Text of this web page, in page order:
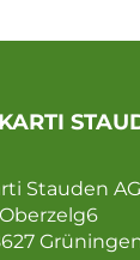
Stauden AG
Oberzelg6